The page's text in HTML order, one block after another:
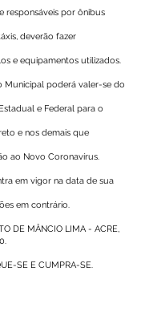
responsáveis por ônibus
deverão fazer
e equipamentos utilizados.
Municipal poderá valer-se do
e Federal para o
e nos demais que
ao Novo Coronavírus.
em vigor na data de sua
em contrário.
DE MÂNCIO LIMA - ACRE,
SE E CUMPRA-SE.